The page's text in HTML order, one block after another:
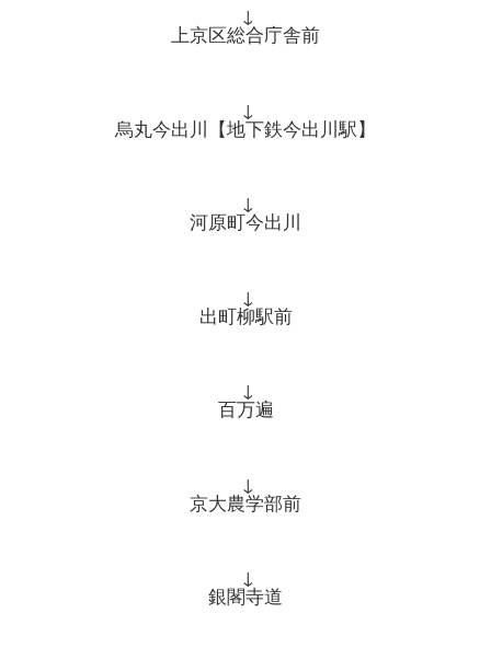
↓
上京区総合庁舎前
↓
烏丸今出川【地下鉄今出川駅】
↓
河原町今出川
↓
出町柳駅前
↓
百万遍
↓
京大農学部前
↓
銀閣寺道